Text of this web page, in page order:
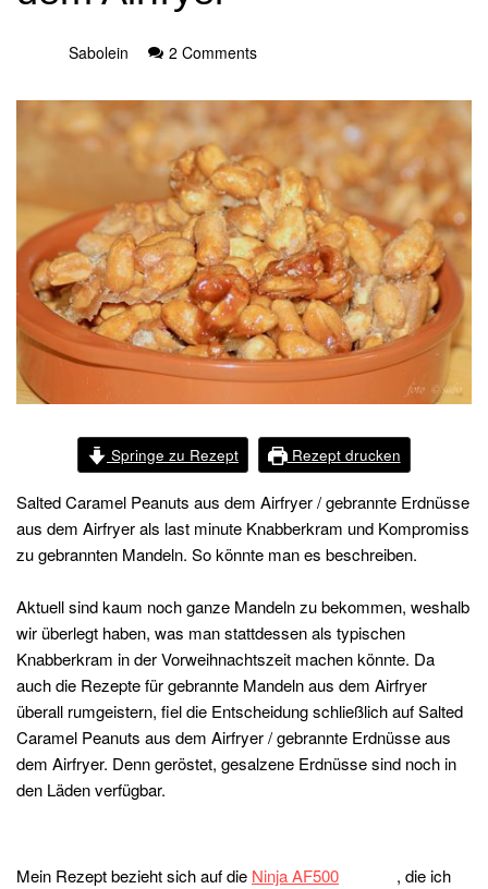
Sabolein 2 Comments
Springe zu Rezept Rezept drucken
Salted Caramel Peanuts aus dem Airfryer / gebrannte Erdnüsse
aus dem Airfryer als last minute Knabberkram und Kompromiss
zu gebrannten Mandeln. So könnte man es beschreiben.
Aktuell sind kaum noch ganze Mandeln zu bekommen, weshalb
wir überlegt haben, was man stattdessen als typischen
Knabberkram in der Vorweihnachtszeit machen könnte. Da
auch die Rezepte für gebrannte Mandeln aus dem Airfryer
überall rumgeistern, fiel die Entscheidung schließlich auf Salted
Caramel Peanuts aus dem Airfryer / gebrannte Erdnüsse aus
dem Airfryer. Denn geröstet, gesalzene Erdnüsse sind noch in
den Läden verfügbar.
Mein Rezept bezieht sich auf die Ninja AF500
, die ich